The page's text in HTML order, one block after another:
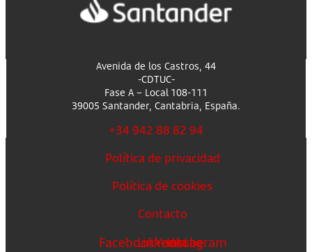
Avenida de los Castros, 44
-CDTUC-
Fase A – Local 108-111
39005 Santander, Cantabria, España.
+34 942 88 82 94
Política de privacidad
Política de cookies
Contacto
FacebookLinkedin
Youtube
Instagram